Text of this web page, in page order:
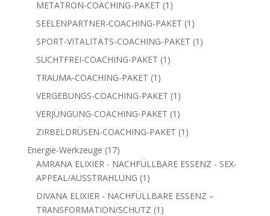
METATRON-COACHING-PAKET 1 1
Produkt
SEELENPARTNER-COACHING-PAKET 1 1
Produkt
SPORT-VITALITÄTS-COACHING-PAKET 1 1
SUCHTFREI-COACHING-PAKET 1 1
TRAUMA-COACHING-PAKET 1 1
Produkt
VERGEBUNGS-COACHING-PAKET 1 1
Produkt
VERJÜNGUNG-COACHING-PAKET 1 1
Produkt
ZIRBELDRÜSEN-COACHING-PAKET 1 1
Energie-Werkzeuge 1717
Produkte
AMRANA ELIXIER - NACHFÜLLBARE ESSENZ - SEX-
APPEAL/AUSSTRAHLUNG 1 1
Produkt
DIVANA ELIXIER - NACHFÜLLBARE ESSENZ –
TRANSFORMATION/SCHUTZ 1 1